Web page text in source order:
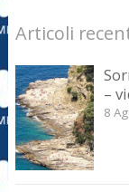
Articoli
–
8